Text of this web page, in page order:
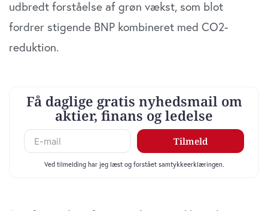
de har indsamlet fra din brug af deres tjenester. Du
samtykker til vores cookies, hvis du fortsætter med at
anvende vores hjemmeside.
udbredt forståelse af grøn vækst, som blot
fordrer stigende BNP kombineret med CO2-
reduktion.